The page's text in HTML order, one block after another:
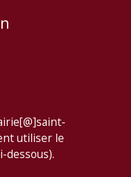
utiliser le
dessous).